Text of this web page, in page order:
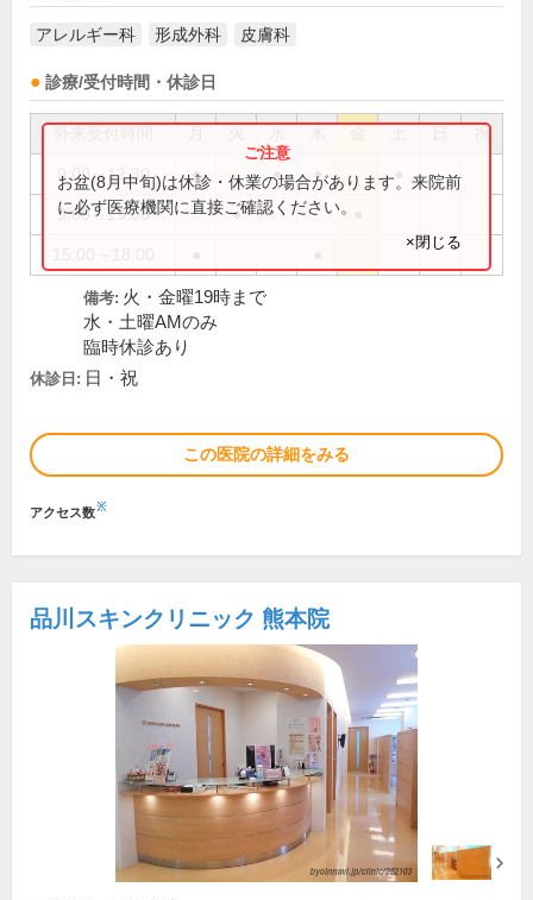
アレルギー科 形成外科 皮膚科
診療/受付時間・休診日
祝
9:00～12:30 ● ● ●
9:00～19:00 ●
お盆(8月中旬)は休診・休業の場合があります。来院前
に必ず医療機関に直接ご確認ください。
×閉じる
備考: 火・金曜19時まで
水・土曜AMのみ
臨時休診あり
休診日: 日・祝
この医院の詳細をみる
アクセス数※
品川スキンクリニック 熊本院